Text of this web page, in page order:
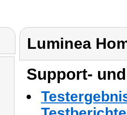
Luminea
Support-